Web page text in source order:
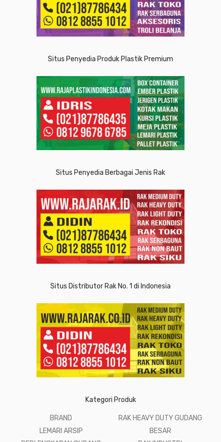
Situs Penyedia Produk Plastik Premium
Situs Penyedia Berbagai Jenis Rak
Situs Distributor Rak No. 1 di Indonesia
Kategori Produk
BRAND
LEMARI ARSIP
RAK HEAVY DUTY GUDANG
BESAR